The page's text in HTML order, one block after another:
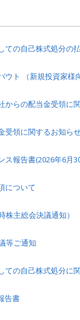
ての自己株式処分の
ウト （新規投資家
らの配当金受領に
受領に関するお知ら
ス報告書(2026年6月
について
株主総会決議通知）
等ご通知
ての自己株式処分に
告書